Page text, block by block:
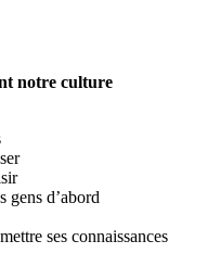
notre culture
gens d’abord
ses connaissances